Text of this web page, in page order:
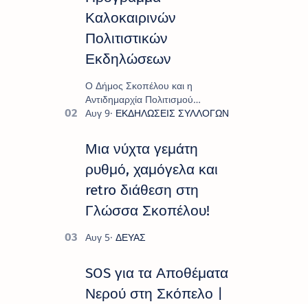
Καλοκαιρινών
Πολιτιστικών
Εκδηλώσεων
Ο Δήμος Σκοπέλου και η
Αντιδημαρχία Πολιτισμού
παρουσιάζουν το πρόγραμμα «
πλούσιο και πολυσυλλεκτικό
πρόγραμμα εκδ…
Μια νύχτα γεμάτη
ρυθμό, χαμόγελα και
retro διάθεση στη
Γλώσσα Σκοπέλου!
SOS για τα Αποθέματα
Νερού στη Σκόπελο |